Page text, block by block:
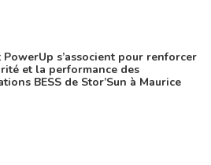
PowerUp s’associent pour renforcer
et la performance des
BESS de Stor’Sun à Maurice